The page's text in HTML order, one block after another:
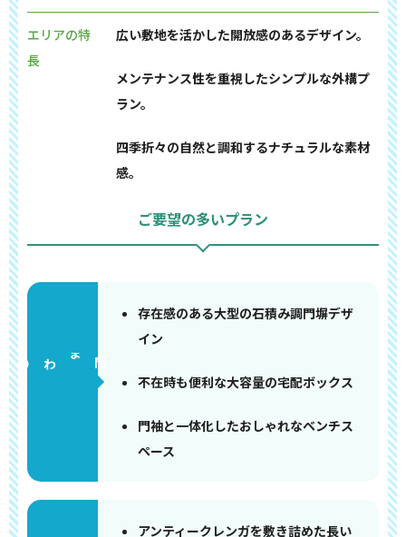
エリアの特
長
広い敷地を活かした開放感のあるデザイン。
メンテナンス性を重視したシンプルな外構プ
ラン。
四季折々の自然と調和するナチュラルな素材
感。
ご要望の多いプラン
門まわり
存在感のある大型の石積み調門塀デザ
イン
不在時も便利な大容量の宅配ボックス
門袖と一体化したおしゃれなベンチス
ペース
アンティークレンガを敷き詰めた長い